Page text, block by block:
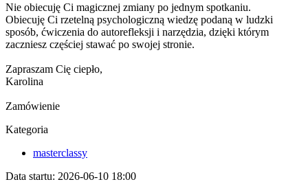
Nie obiecuję Ci magicznej zmiany po jednym spotkaniu.
Obiecuję Ci rzetelną psychologiczną wiedzę podaną w ludzki
sposób, ćwiczenia do autorefleksji i narzędzia, dzięki którym
zaczniesz częściej stawać po swojej stronie.
Zapraszam Cię ciepło,
Karolina
Zamówienie
Kategoria
masterclassy
Data startu: 2026-06-10 18:00